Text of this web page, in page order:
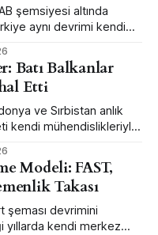
şemsiyesi altında
aynı devrimi kendi
feragat
Batı Balkanlar
Etti
ve Sırbistan anlık
kendi mühendislikleriyle
Modeli: FAST,
Takası
şeması devrimini
yıllarda kendi merkez